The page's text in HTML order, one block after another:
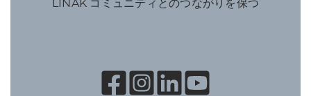
LINAK コミュニティとのつながりを保つ